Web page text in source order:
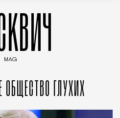
MAG
ОБЩЕСТВО ГЛУХИХ